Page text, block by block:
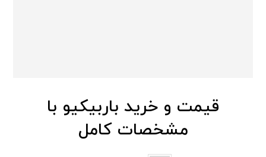
قیمت و خرید باربیکیو با
مشخصات کامل